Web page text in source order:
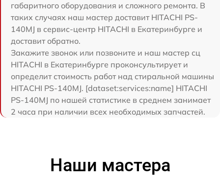
габаритного оборудования и сложного ремонта. В
таких случаях наш мастер доставит HITACHI PS-
140MJ в сервис-центр HITACHI в Екатеринбурге и
доставит обратно.
Закажите звонок или позвоните и наш мастер сц
HITACHI в Екатеринбурге проконсультирует и
определит стоимость работ над стиральной машины
HITACHI PS-140MJ. [dataset:services:name] HITACHI
PS-140MJ по нашей статистике в среднем занимает
2 часа при наличии всех необходимых запчастей.
Наши мастера